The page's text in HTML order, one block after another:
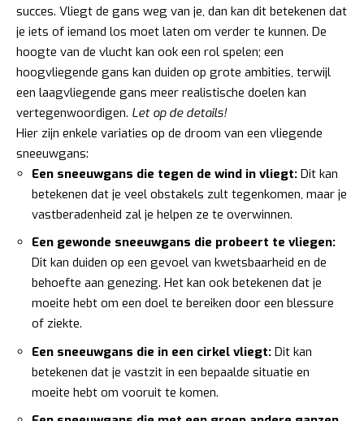
succes. Vliegt de gans weg van je, dan kan dit betekenen dat
je iets of iemand los moet laten om verder te kunnen. De
hoogte van de vlucht kan ook een rol spelen; een
hoogvliegende gans kan duiden op grote ambities, terwijl
een laagvliegende gans meer realistische doelen kan
vertegenwoordigen. Let op de details!
Hier zijn enkele variaties op de droom van een vliegende
sneeuwgans:
Een sneeuwgans die tegen de wind in vliegt: Dit kan
betekenen dat je veel obstakels zult tegenkomen, maar je
vastberadenheid zal je helpen ze te overwinnen.
Een gewonde sneeuwgans die probeert te vliegen:
Dit kan duiden op een gevoel van kwetsbaarheid en de
behoefte aan genezing. Het kan ook betekenen dat je
moeite hebt om een doel te bereiken door een blessure
of ziekte.
Een sneeuwgans die in een cirkel vliegt: Dit kan
betekenen dat je vastzit in een bepaalde situatie en
moeite hebt om vooruit te komen.